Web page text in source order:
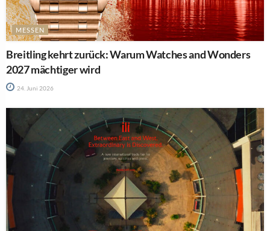
MESSEN
Breitling kehrt zurück: Warum Watches and Wonders
2027 mächtiger wird
24. Juni 2026